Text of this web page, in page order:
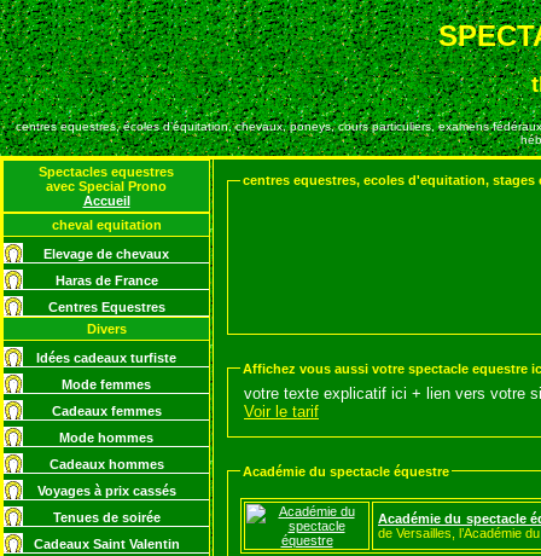
centres equestres, écoles d’équitation, chevaux, poneys, cours particuliers, examens
Spectacles equestres
avec Special Prono
Accueil
cheval equitation
Elevage de chevaux
Haras de France
Centres Equestres
Divers
Idées cadeaux turfiste
Mode femmes
Cadeaux femmes
Mode hommes
Cadeaux hommes
Voyages à prix cassés
Tenues de soirée
Cadeaux Saint Valentin
centres equestres, ecoles d'equitation, stages
Affichez vous aussi votre spectacle equestre
votre texte explicatif ici + lien vers votre
Voir le tarif
Académie du spectacle équestre
Académie du spectacle
de Versailles, l’Académie